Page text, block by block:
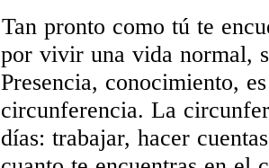
Tan pronto como tú te
por vivir una vida normal,
Presencia, conocimiento,
circunferencia. La
días: trabajar, hacer